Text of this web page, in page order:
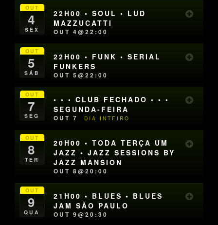
OUT
4
SEX
22H00 • SOUL • LUD
MAZZUCATTI
OUT 4@22:00
OUT
5
SÁB
22H00 • FUNK • SERIAL
FUNKERS
OUT 5@22:00
OUT
7
SEG
• • • CLUB FECHADO • • •
SEGUNDA-FEIRA
OUT 7 DIA INTEIRO
OUT
8
TER
20H00 • TODA TERÇA UM
JAZZ • JAZZ SESSIONS BY
JAZZ MANSION
OUT 8@20:00
OUT
9
QUA
21H00 • BLUES • BLUES
JAM SÃO PAULO
OUT 9@20:30